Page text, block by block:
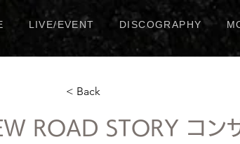
LIVE/EVENT DISCOGRAPHY
< Back
ROAD STORY コン